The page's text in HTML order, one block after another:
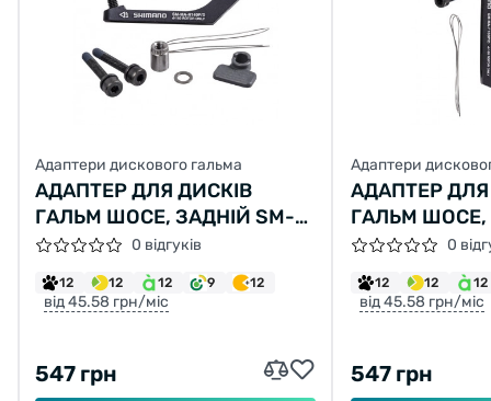
Адаптери дискового гальма
АДАПТЕР ДЛЯ ДИСКІВ
ГАЛЬМ ШОСЕ, ЗАДНІЙ SM-
MA-R140PDH, РОТОРА
140ММ, БОЛТ 25ММ,
FLATMOUNT
0 відгуків
12 12 12 9 12
від 45.58 грн/міс
547 грн
Адаптери
АДАПТЕР ДЛЯ
ГАЛЬМ ШОСЕ,
SM-MA-
160ММ,
0
12 12 12
від 45.58 грн/міс
547 грн